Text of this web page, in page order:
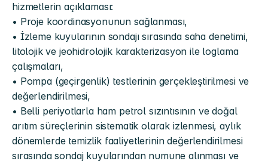
hizmetlerin açıklaması:
• Proje koordinasyonunun sağlanması,
• İzleme kuyularının sondajı sırasında saha denetimi,
litolojik ve jeohidrolojik karakterizasyon ile loglama
çalışmaları,
• Pompa (geçirgenlik) testlerinin gerçekleştirilmesi ve
değerlendirilmesi,
• Belli periyotlarla ham petrol sızıntısının ve doğal
arıtım süreçlerinin sistematik olarak izlenmesi, aylık
dönemlerde temizlik faaliyetlerinin değerlendirilmesi
sırasında sondaj kuyularından numune alınması ve